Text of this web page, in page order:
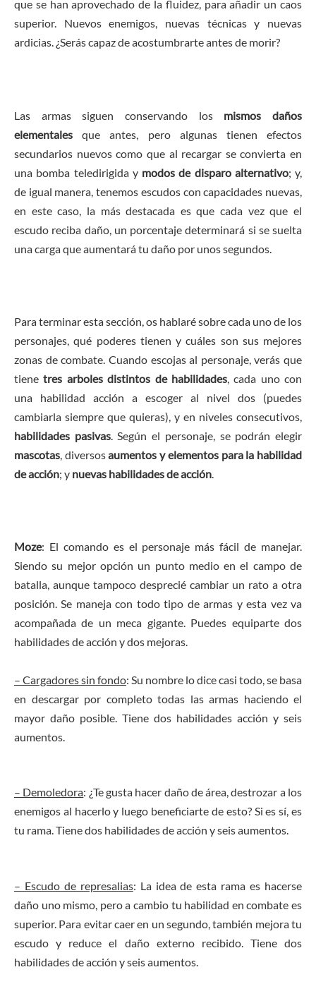
que se han aprovechado de la fluidez, para añadir un caos
superior. Nuevos enemigos, nuevas técnicas y nuevas
ardicias. ¿Serás capaz de acostumbrarte antes de morir?
Las armas siguen conservando los mismos daños
elementales que antes, pero algunas tienen efectos
secundarios nuevos como que al recargar se convierta en
una bomba teledirigida y modos de disparo alternativo; y,
de igual manera, tenemos escudos con capacidades nuevas,
en este caso, la más destacada es que cada vez que el
escudo reciba daño, un porcentaje determinará si se suelta
una carga que aumentará tu daño por unos segundos.
Para terminar esta sección, os hablaré sobre cada uno de los
personajes, qué poderes tienen y cuáles son sus mejores
zonas de combate. Cuando escojas al personaje, verás que
tienetres arboles distintos de habilidades, cada uno con
una habilidad acción a escoger al nivel dos (puedes
cambiarla siempre que quieras), y en niveles consecutivos,
habilidades pasivas. Según el personaje, se podrán elegir
mascotas , diversosaumentos y elementos para la habilidad
de acción; y nuevas habilidades de acción
Moze: El comando es el personaje más fácil de manejar.
Siendo su mejor opción un punto medio en el campo de
batalla, aunque tampoco desprecié cambiar un rato a otra
posición. Se maneja con todo tipo de armas y esta vez va
acompañada de un meca gigante. Puedes equiparte dos
habilidades de acción y dos mejoras.
– Cargadores sin fondo: Su nombre lo dice casi todo, se basa
en descargar por completo todas las armas haciendo el
mayor daño posible. Tiene dos habilidades acción y seis
aumentos.
– Demoledora: ¿Te gusta hacer daño de área, destrozar a los
enemigos al hacerlo y luego beneficiarte de esto? Si es sí, es
tu rama. Tiene dos habilidades de acción y seis aumentos.
– Escudo de represalias: La idea de esta rama es hacerse
daño uno mismo, pero a cambio tu habilidad en combate es
superior. Para evitar caer en un segundo, también mejora tu
escudo y reduce el daño externo recibido. Tiene dos
habilidades de acción y seis aumentos.